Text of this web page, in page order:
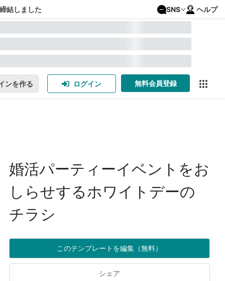
結しました SNS ヘルプ
ンを作る ログイン 無料会員登録
婚活パーティーイベントをお
しらせするホワイトデーの
チラシ
このテンプレートを編集（無料）
シェア